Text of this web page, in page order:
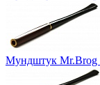
Мундштук Mr.Brog